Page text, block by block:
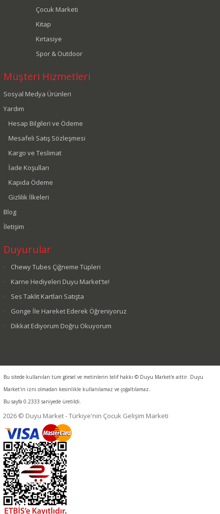
Çocuk Marketi
Kitap
Kırtasiye
Spor & Outdoor
Müşteri Hizmetleri
Sosyal Medya Ürünleri
Yardım
Hesap Bilgileri ve Ödeme
Mesafeli Satış Sözleşmesi
Kargo ve Teslimat
İade Koşulları
Kapıda Ödeme
Gizlilik İlkeleri
Blog
İletişim
Duyurular
Chewy Tubes Çiğneme Tüpleri
Karne Hediyeleri Duyu Market'te!
Ses Taklit Kartları Satışta
Gonge İle Hareket Ederek Öğreniyoruz
Dikkat Ediyorum Doğru Okuyorum
Bu sitede kullanılan tüm görsel ve metinlerin telif hakkı © Duyu Market'e aittir. Duyu
Market'in izni olmadan kesinlikle kullanılamaz ve çoğaltılamaz.
Bu sayfa 0.2333 saniyede üretildi.
2026 © Duyu Market - Türkiye'nin Çocuk Gelişim Marketi